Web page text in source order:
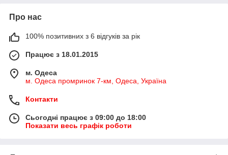
Про нас
100% позитивних з 6 відгуків за рік
Працює з 18.01.2015
м. Одеса
м. Одеса промринок 7-км, Одеса, Україна
Контакти
Сьогодні працює з 09:00 до 18:00
Показати весь графік роботи